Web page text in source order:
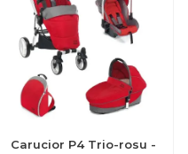
Carucior P4 Trio-rosu -